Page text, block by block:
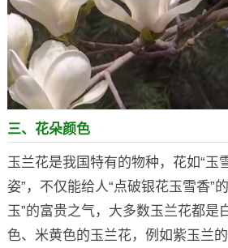
三、花朵颜色
玉兰花是我国特有的物种，花如“玉
姿”，不仅能给人“点破银花玉雪香”
玉”的富贵之气，大多数玉兰花都是
色、米黄色的玉兰花，例如紫玉兰